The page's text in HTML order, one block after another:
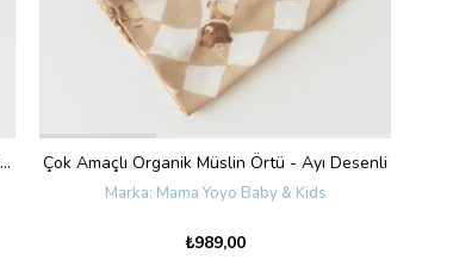
Çok Amaçlı Organik Müslin Örtü - Fare Desenli Çok Amaçlı Organik Müslin Örtü - Ayı Desenli
Mama Yoyo Baby & Kids
₺989,00